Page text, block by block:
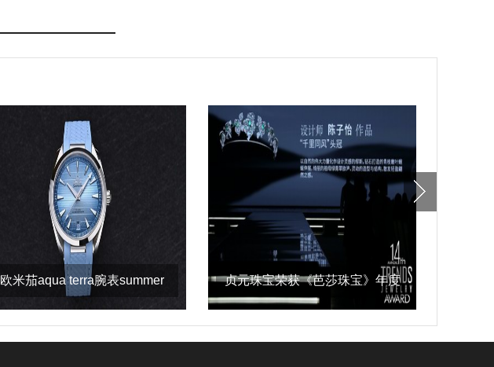
欧米茄aqua terra腕表summer
blue款 最
贞元珠宝荣获《芭莎珠宝》年度
设计师品牌精